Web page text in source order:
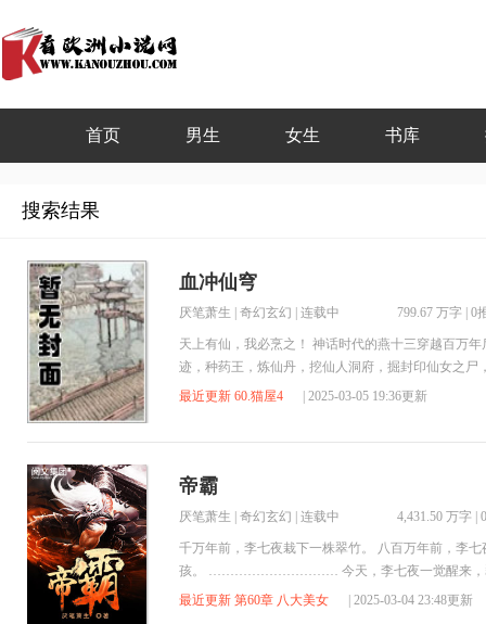
首页 男生 女生 书库
搜索结果
血冲仙穹
厌笔萧生 奇幻玄幻 | 连载中 799.67 万字 0
天上有仙，我必烹之！ 神话时代的燕十三穿越百万
迹，种药王，炼仙丹，挖仙人洞府，掘封印仙女之
一个无名小人..
最近更新 60.猫屋4 | 2025-03-05 19:36更新
帝霸
厌笔萧生 奇幻玄幻 | 连载中 4,431.50 万字
千万年前，李七夜栽下一株翠竹。 八百万年前，李
孩。 ………………………… 今天，李七夜一觉醒来，翠
帝。 这是一个养成的故事，一个不死的人族小子养
最近更新 第60章 八大美女 | 2025-03-04 23:48更新